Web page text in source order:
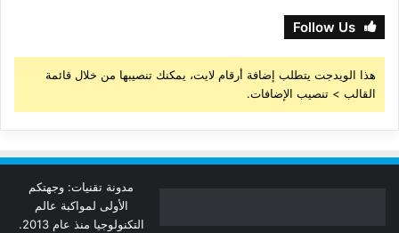
Follow Us
هذا الويدجت يتطلب إضافة أرقام لايت، يمكنك تنصيبها من خلال قائمة
القالب > تنصيب الإضافات.
مدونة تقنيات: وجهتكم
الأولى لمواكبة عالم
التكنولوجيا منذ عام 2013.